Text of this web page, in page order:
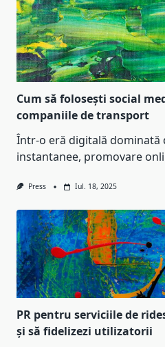
Cum să folosești social
companiile de transport
Într-o eră digitală dominată
instantanee, promovare
Press Iul. 18, 2025
PR pentru serviciile de
și să fidelizezi utilizatorii